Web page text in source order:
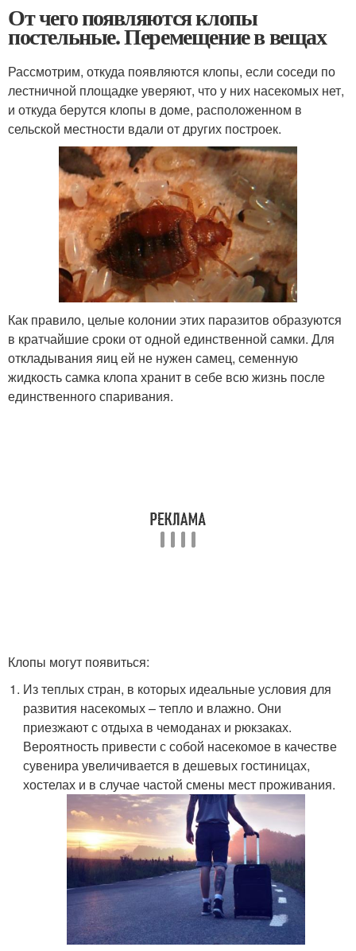
От чего появляются клопы
постельные. Перемещение в вещах
Рассмотрим, откуда появляются клопы, если соседи по
лестничной площадке уверяют, что у них насекомых нет,
и откуда берутся клопы в доме, расположенном в
сельской местности вдали от других построек.
Как правило, целые колонии этих паразитов образуются
в кратчайшие сроки от одной единственной самки. Для
откладывания яиц ей не нужен самец, семенную
жидкость самка клопа хранит в себе всю жизнь после
единственного спаривания.
Клопы могут появиться:
Из теплых стран, в которых идеальные условия для
развития насекомых – тепло и влажно. Они
приезжают с отдыха в чемоданах и рюкзаках.
Вероятность привести с собой насекомое в качестве
сувенира увеличивается в дешевых гостиницах,
хостелах и в случае частой смены мест проживания.